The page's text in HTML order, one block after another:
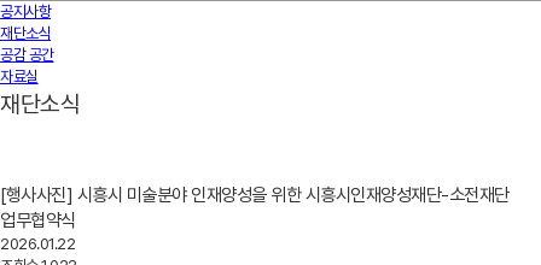
공지사항
재단소식
공감 공간
자료실
재단소식
[행사사진] 시흥시 미술분야 인재양성을 위한 시흥시인재양성재단-소전재단
업무협약식
2026.01.22